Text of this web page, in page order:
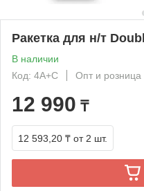
Ракетка для н/т
В наличии
Код: 4A+C
Опт и розница
12 990 ₸
12 593,20 ₸ от 2 шт.